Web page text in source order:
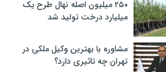
۲۵۰ میلیون اصله نهال طرح یک
میلیارد درخت تولید شد
مشاوره با بهترین وکیل ملکی در
تهران چه تاثیری دارد؟